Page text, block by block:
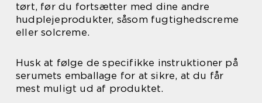
tørt, før du fortsætter med dine andre
hudplejeprodukter, såsom fugtighedscreme
eller solcreme.
Husk at følge de specifikke instruktioner på
serumets emballage for at sikre, at du får
mest muligt ud af produktet.